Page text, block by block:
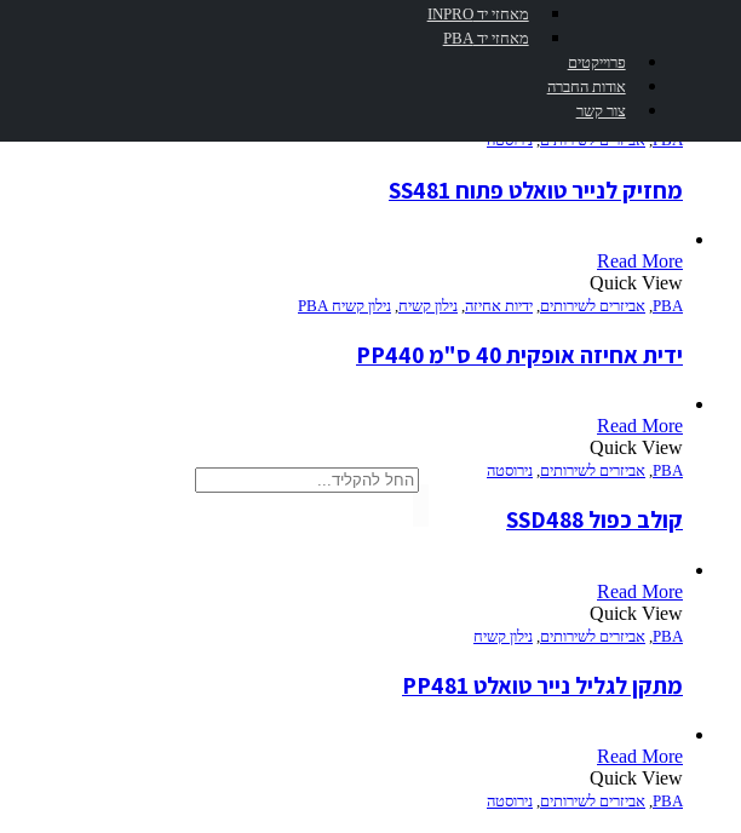
מאחזי יד INPRO
מאחזי יד PBA
פרוייקטים
אודות החברה
צור קשר
Read More
Quick View
PBA
,אביזרים לשירותים,נירוסטה
מחזיק לנייר טואלט פתוח SS481
Read More
Quick View
PBA אביזרים לשירותים ידיות אחיזה נילון קשיח נילון קשיח PBA
ידית אחיזה אופקית 40 ס"מ PP440
Read More
Quick View
PBA
, אביזרים לשירותים, נירוסטה
קולב כפול SSD488
Read More
Quick View
PBA אביזרים לשירותים נילון קשיח
מתקן לגליל נייר טואלט PP481
Read More
Quick View
PBA אביזרים לשירותים נירוסטה